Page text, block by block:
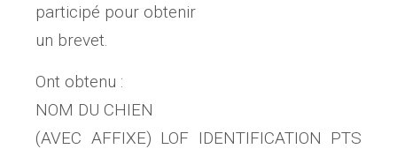
participé pour obtenir
un brevet.
Ont obtenu :
NOM DU CHIEN
(AVEC AFFIXE) LOF IDENTIFICATION PTS